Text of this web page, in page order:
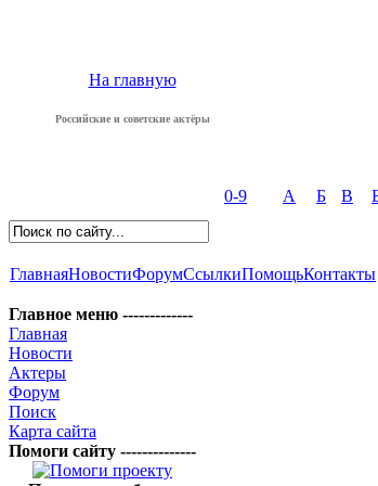
На главную
Российские и советские актёры
0-9 А Б В
ГлавнаяНовостиФорумСсылкиПомощьКонтакты
Главное меню -------------
Главная
Новости
Актеры
Форум
Поиск
Карта сайта
Помоги сайту --------------